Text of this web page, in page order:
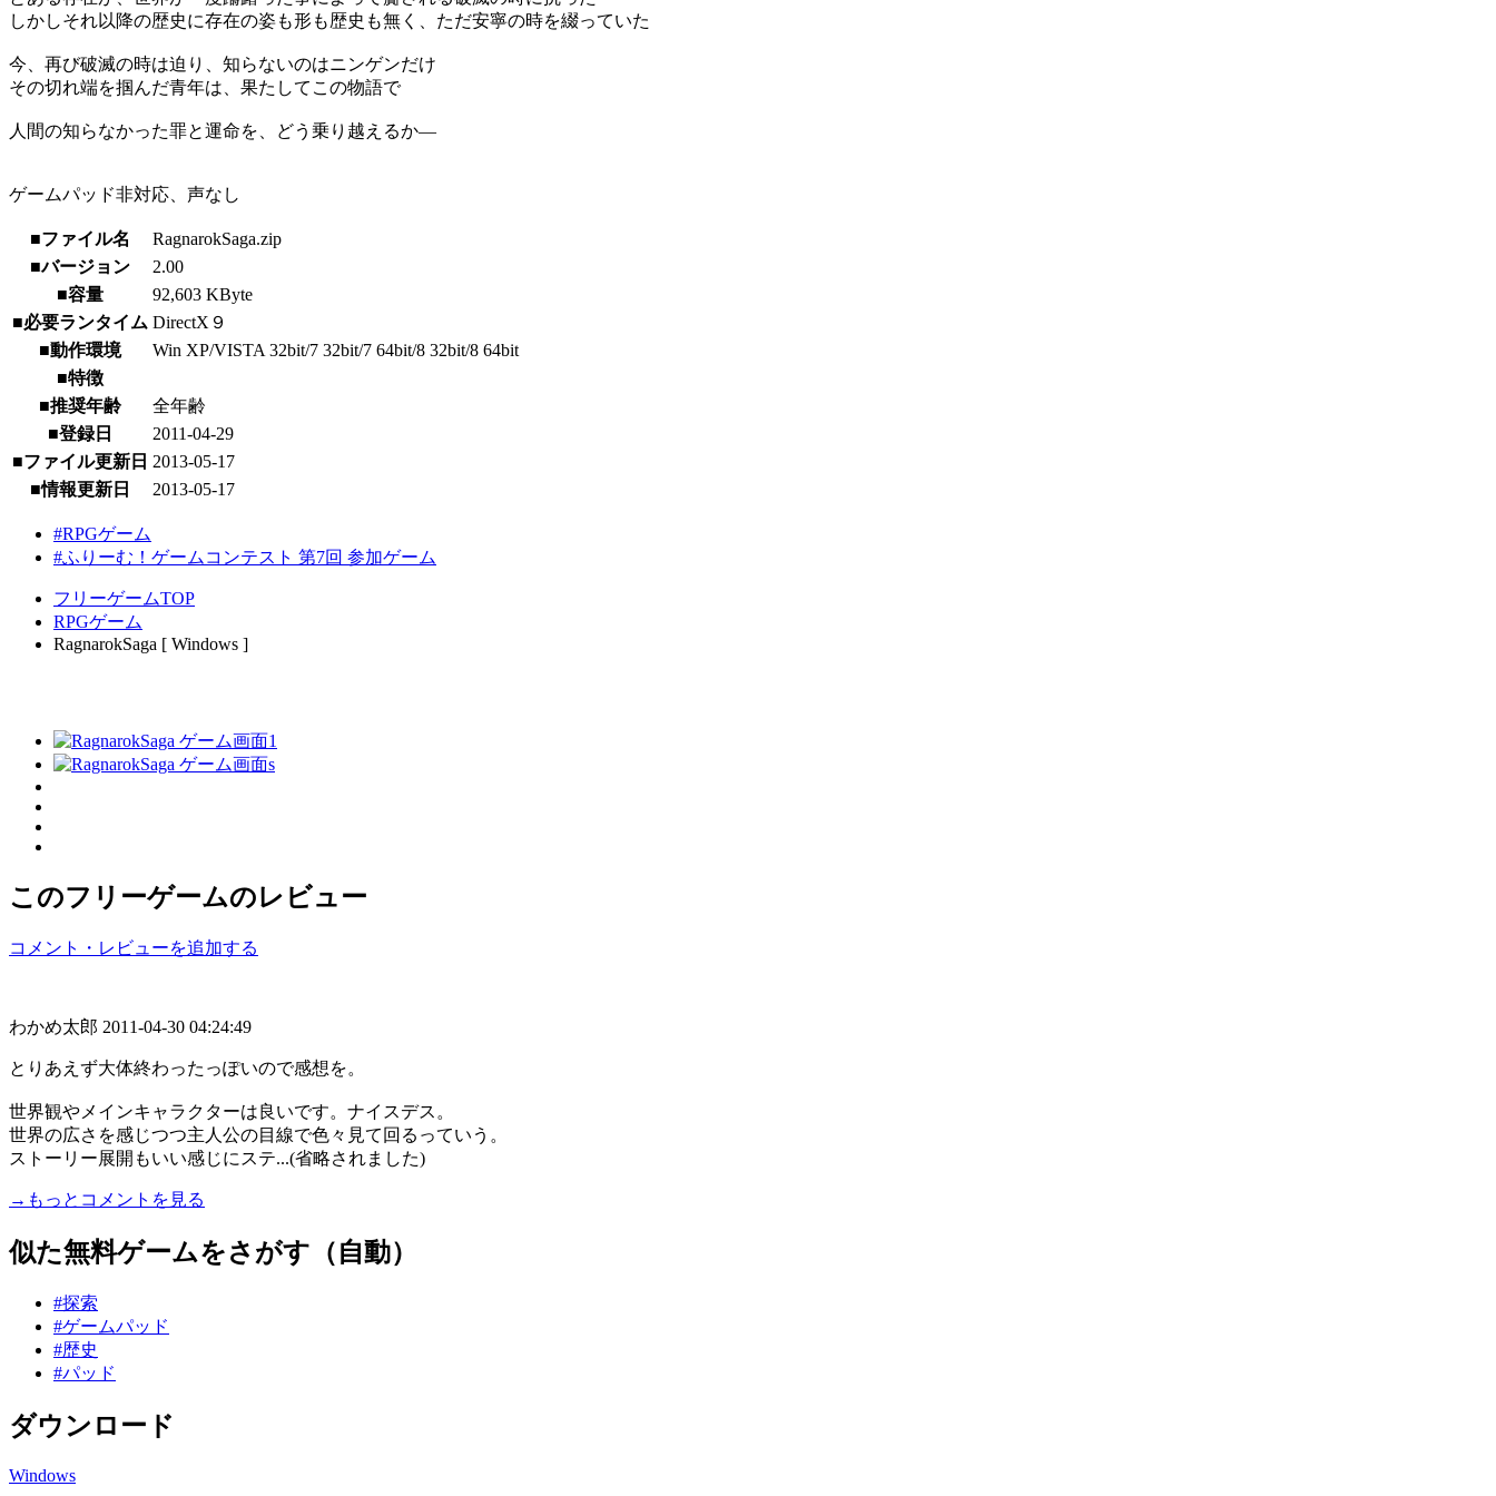
しかしそれ以降の歴史に存在の姿も形も歴史も無く、ただ安寧の時を綴っていた
今、再び破滅の時は迫り、知らないのはニンゲンだけ
その切れ端を掴んだ青年は、果たしてこの物語で
人間の知らなかった罪と運命を、どう乗り越えるか―
ゲームパッド非対応、声なし
■ファイル名
RagnarokSaga.zip
■バージョン
2.00
■容量
92,603 KByte
■必要ランタイム DirectX９
■動作環境
Win XP/VISTA 32bit/7 32bit/7 64bit/8 32bit/8 64bit
■特徴
■推奨年齢
全年齢
■登録日
2011-04-29
■ファイル更新日 2013-05-17
■情報更新日
2013-05-17
#RPGゲーム
#ふりーむ！ゲームコンテスト 第7回 参加ゲーム
フリーゲームTOP
RPGゲーム
RagnarokSaga [ Windows ]
このフリーゲームのレビュー
コメント・レビューを追加する
わかめ太郎 2011-04-30 04:24:49
とりあえず大体終わったっぽいので感想を。
世界観やメインキャラクターは良いです。ナイスデス。
世界の広さを感じつつ主人公の目線で色々見て回るっていう。
ストーリー展開もいい感じにステ...(省略されました)
→もっとコメントを見る
似た無料ゲームをさがす（自動）
#探索
#ゲームパッド
#歴史
#パッド
ダウンロード
Windows